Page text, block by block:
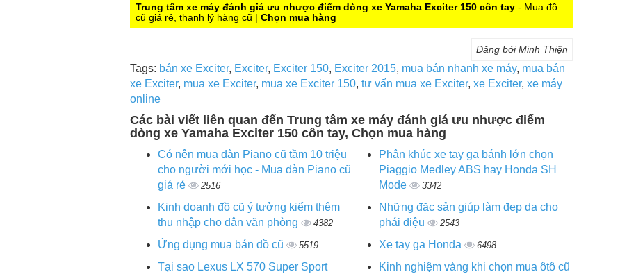
Trung tâm xe máy đánh giá ưu nhược điểm dòng xe Yamaha Exciter 150 côn tay - Mua đồ
cũ giá rẻ, thanh lý hàng cũ | Chọn mua hàng
Đăng bởi Minh Thiện
Tags: bán xe Exciter, Exciter, Exciter 150, Exciter 2015, mua bán nhanh xe máy, mua bán
xe Exciter, mua xe Exciter, mua xe Exciter 150, tư vấn mua xe Exciter, xe Exciter, xe máy
online
Các bài viết liên quan đến Trung tâm xe máy đánh giá ưu nhược điểm
dòng xe Yamaha Exciter 150 côn tay, Chọn mua hàng
Có nên mua đàn Piano cũ tầm 10 triệu
cho người mới học - Mua đàn Piano cũ
giá rẻ
2516
Kinh doanh đồ cũ ý tưởng kiểm thêm
thu nhập cho dân văn phòng
4382
Ứng dụng mua bán đồ cũ 5519
Tại sao Lexus LX 570 Super Sport
Phân khúc xe tay ga bánh lớn chọn
Piaggio Medley ABS hay Honda SH
Mode
3342
Những đặc sản giúp làm đẹp da cho
phái điệu
2543
Xe tay ga Honda 6498
Kinh nghiệm vàng khi chọn mua ôtô cũ